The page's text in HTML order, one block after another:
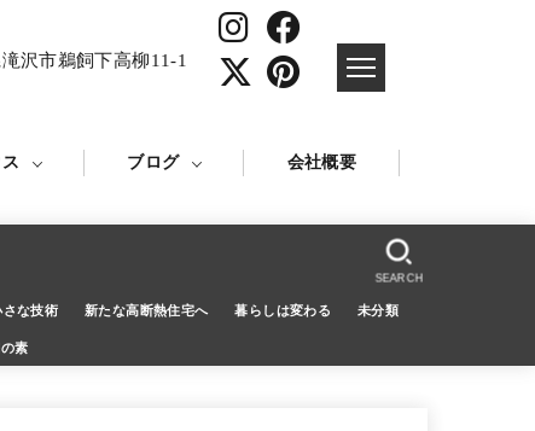
沢市鵜飼下高柳11-1
ブログ 会社概要
さな技術 新たな高断熱住宅へ 暮らしは変わる 未分類
素
SEARCH